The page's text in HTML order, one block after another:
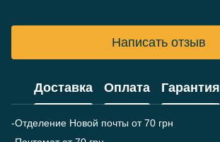
Написать отзыв
Доставка Оплата Гарантия
-Отделение Новой почты от 70 грн